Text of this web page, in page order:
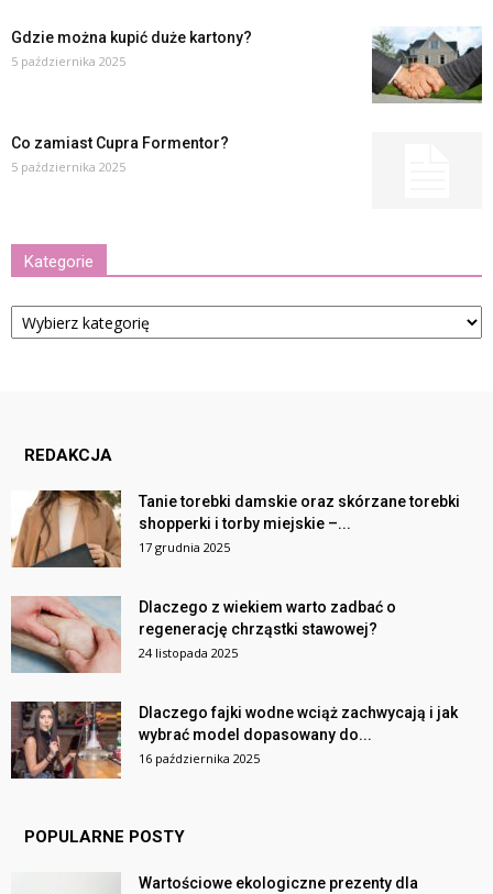
Gdzie można kupić duże kartony?
5 października 2025
Co zamiast Cupra Formentor?
5 października 2025
Kategorie
Kategorie
REDAKCJA
Tanie torebki damskie oraz skórzane torebki
shopperki i torby miejskie –...
17 grudnia 2025
Dlaczego z wiekiem warto zadbać o
regenerację chrząstki stawowej?
24 listopada 2025
Dlaczego fajki wodne wciąż zachwycają i jak
wybrać model dopasowany do...
16 października 2025
POPULARNE POSTY
Wartościowe ekologiczne prezenty dla